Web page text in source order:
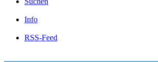
Info
RSS-Feed